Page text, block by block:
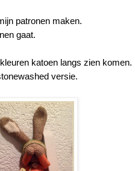
patronen maken.
gaat.
katoen langs zien komen.
versie.